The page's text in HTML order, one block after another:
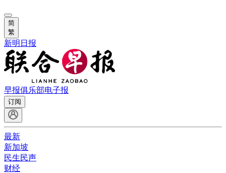
简
繁
新明日报
早报俱乐部电子报
订阅
最新
新加坡
民生民声
财经